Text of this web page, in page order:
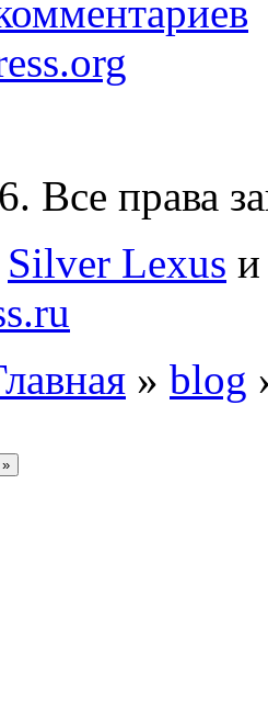
. Все права
Silver Lexus
» blog